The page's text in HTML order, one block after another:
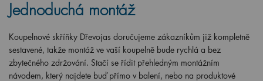
Jednoduchá montáž
Koupelnové skříňky Dřevojas doručujeme zákazníkům již kompletně
sestavené, takže montáž ve vaší koupelně bude rychlá a bez
zbytečného zdržování. Stačí se řídit přehledným montážním
návodem, který najdete buď přímo v balení, nebo na produktové